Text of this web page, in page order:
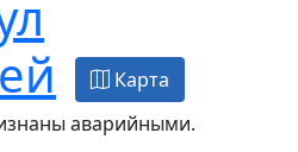
Карта
аварийными.